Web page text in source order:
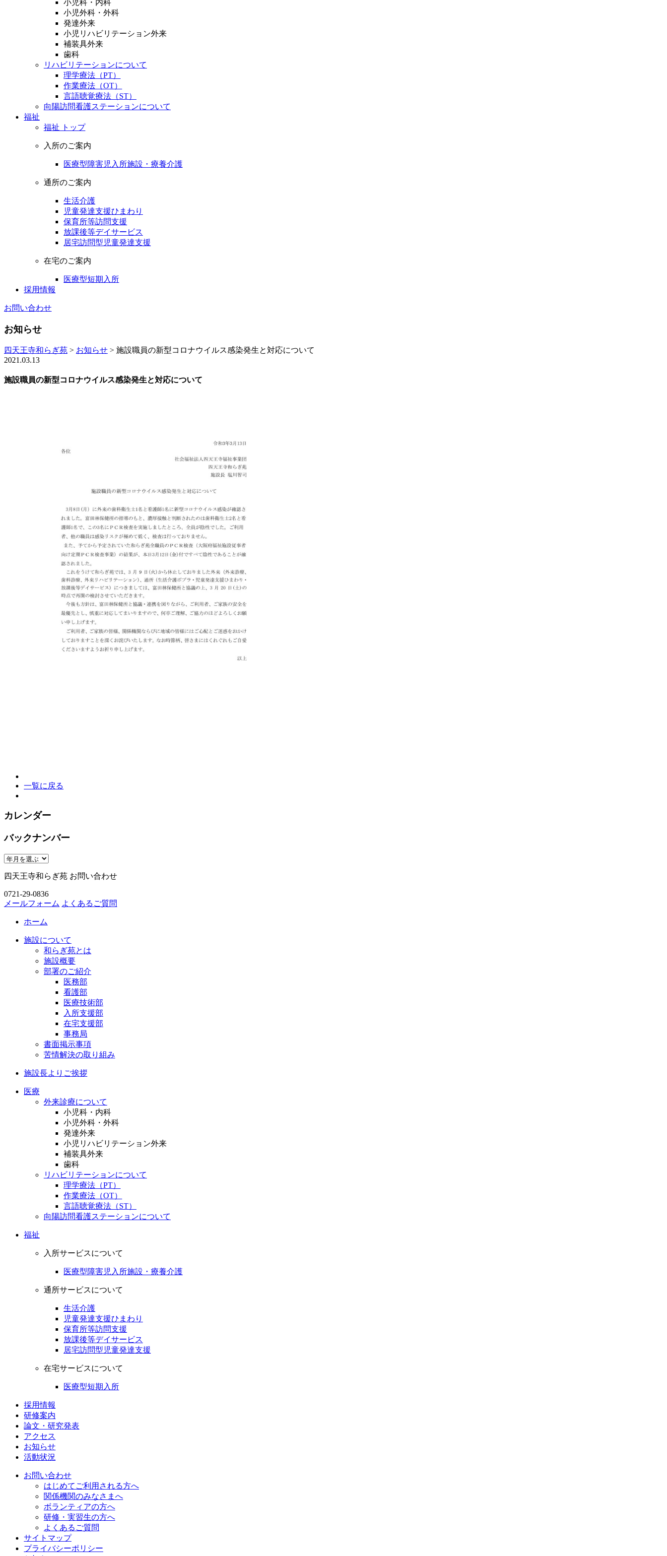
小児科・内科
小児外科・外科
発達外来
小児リハビリテーション外来
補装具外来
歯科
リハビリテーションについて
理学療法（PT）
作業療法（OT）
言語聴覚療法（ST）
向陽訪問看護ステーションについて
福祉
福祉 トップ
入所のご案内
医療型障害児入所施設・療養介護
通所のご案内
生活介護
児童発達支援ひまわり
保育所等訪問支援
放課後等デイサービス
居宅訪問型児童発達支援
在宅のご案内
医療型短期入所
採用情報
お問い合わせ
お知らせ
四天王寺和らぎ苑 > お知らせ > 施設職員の新型コロナウイルス感染発生と対応について
2021.03.13
施設職員の新型コロナウイルス感染発生と対応について
一覧に戻る
カレンダー
バックナンバー
四天王寺和らぎ苑 お問い合わせ
0721-29-0836
メールフォーム よくあるご質問
ホーム
施設について
和らぎ苑とは
施設概要
部署のご紹介
医務部
看護部
医療技術部
入所支援部
在宅支援部
事務局
書面掲示事項
苦情解決の取り組み
施設長よりご挨拶
医療
外来診療について
小児科・内科
小児外科・外科
発達外来
小児リハビリテーション外来
補装具外来
歯科
リハビリテーションについて
理学療法（PT）
作業療法（OT）
言語聴覚療法（ST）
向陽訪問看護ステーションについて
福祉
入所サービスについて
医療型障害児入所施設・療養介護
通所サービスについて
生活介護
児童発達支援ひまわり
保育所等訪問支援
放課後等デイサービス
居宅訪問型児童発達支援
在宅サービスについて
医療型短期入所
採用情報
研修案内
論文・研究発表
アクセス
お知らせ
活動状況
お問い合わせ
はじめてご利用される方へ
関係機関のみなさまへ
ボランティアの方へ
研修・実習生の方へ
よくあるご質問
サイトマップ
プライバシーポリシー